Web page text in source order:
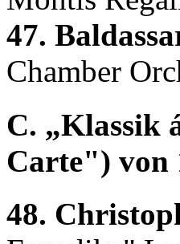
47.
Chamber
C. „Klassik
Carte") von
48.